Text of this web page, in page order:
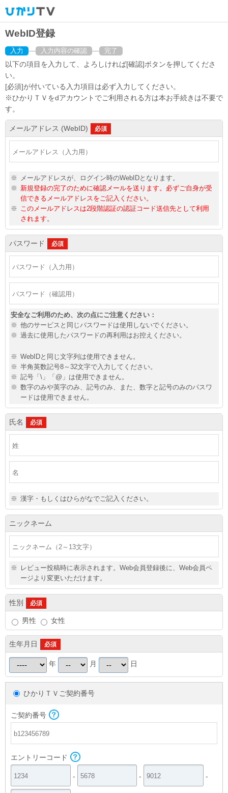
WebID登録
入力 入力内容の確認 完了
以下の項目を入力して、よろしければ[確認]ボタンを押してくださ
い。
[必須]が付いている入力項目は必ず入力してください。
※ひかりＴＶをdアカウントでご利用される方は本お手続きは不要で
す。
メールアドレス (WebID) 必須
※
メールアドレスが、ログイン時のWebIDとなります。
※
新規登録の完了のために確認メールを送ります。必ずご自身が受
信できるメールアドレスをご記入ください。
※
このメールアドレスは2段階認証の認証コード送信先として利用
されます。
パスワード 必須
安全なご利用のため、次の点にご注意ください：
※ 他のサービスと同じパスワードは使用しないでください。
※ 過去に使用したパスワードの再利用はお控えください。
※ WebIDと同じ文字列は使用できません。
※ 半角英数記号8～32文字で入力してください。
※ 記号「\」「@」は使用できません。
※ 数字のみや英字のみ、記号のみ、また、数字と記号のみのパスワ
ードは使用できません。
氏名 必須
※ 漢字・もしくはひらがなでご記入ください。
ニックネーム
※
レビュー投稿時に表示されます。Web会員登録後に、Web会員ペ
ージより変更いただけます。
性別 必須
男性 女性
生年月日 必須
年 月 日
ひかりＴＶご契約番号
ご契約番号
エントリーコード
- - -